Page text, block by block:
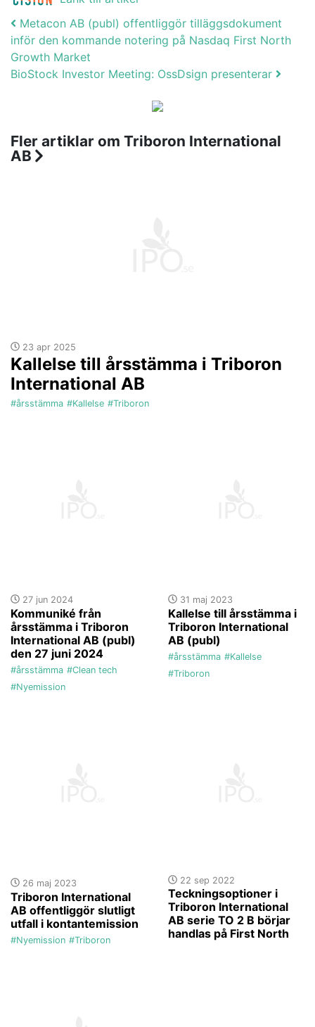
Post navigation
Metacon AB (publ) offentliggör tilläggsdokument
inför den kommande notering på Nasdaq First North
Growth Market
BioStock Investor Meeting: OssDsign presenterar
Fler artiklar om Triboron International
AB
23 apr 2025
Kallelse till årsstämma i Triboron
International AB
#årsstämma #Kallelse #Triboron
27 jun 2024
Kommuniké från
årsstämma i Triboron
International AB (publ)
den 27 juni 2024
#årsstämma #Clean tech
#Nyemission
31 maj 2023
Kallelse till årsstämma i
Triboron International
AB (publ)
#årsstämma #Kallelse
#Triboron
26 maj 2023
Triboron International
AB offentliggör slutligt
utfall i kontantemission
#Nyemission #Triboron
22 sep 2022
Teckningsoptioner i
Triboron International
AB serie TO 2 B börjar
handlas på First North